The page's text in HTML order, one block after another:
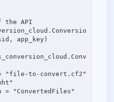
the API
app_key)
"file-to-convert.cf2"
= "ConvertedFiles"